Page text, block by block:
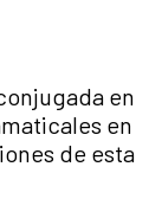
en
en
de esta